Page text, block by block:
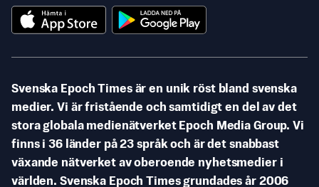
Svenska Epoch Times är en unik röst bland svenska
medier. Vi är fristående och samtidigt en del av det
stora globala medienätverket Epoch Media Group. Vi
finns i 36 länder på 23 språk och är det snabbast
växande nätverket av oberoende nyhetsmedier i
världen. Svenska Epoch Times grundades år 2006